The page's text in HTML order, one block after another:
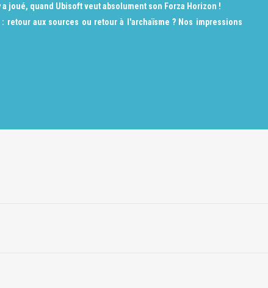
a joué, quand Ubisoft veut absolument son Forza Horizon !
: retour aux sources ou retour à l'archaïsme ? Nos impressions